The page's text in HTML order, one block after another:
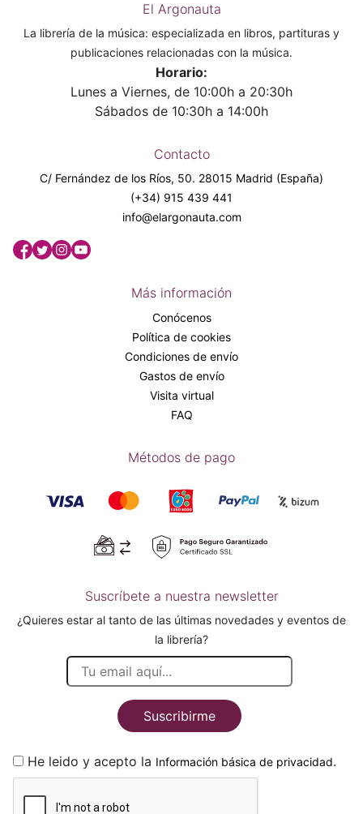
El Argonauta
La librería de la música: especializada en libros, partituras y
publicaciones relacionadas con la música.
Horario:
Lunes a Viernes, de 10:00h a 20:30h
Sábados de 10:30h a 14:00h
Contacto
C/ Fernández de los Ríos, 50. 28015 Madrid (España)
(+34) 915 439 441
info@elargonauta.com
Más información
Conócenos
Política de cookies
Condiciones de envío
Gastos de envío
Visita virtual
FAQ
Métodos de pago
Suscríbete a nuestra newsletter
¿Quieres estar al tanto de las últimas novedades y eventos de
la librería?
Suscribirme
He leido y acepto la Información básica de privacidad.